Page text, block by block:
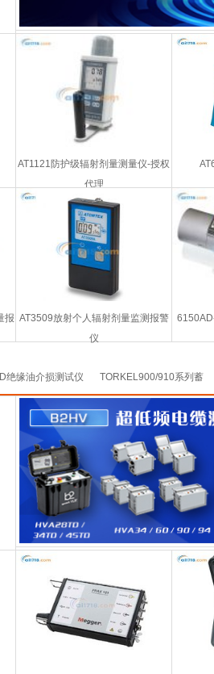
AT1121防护级辐射剂量测量仪-授权
代理
报 AT3509放射个人辐射剂量监测报警
仪
TORKEL900/910系列蓄
绝缘油介损测试仪